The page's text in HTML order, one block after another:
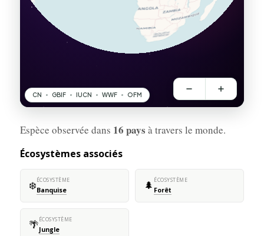
Espèce observée dans 16 pays à travers le monde.
Écosystèmes associés
❄️ÉCOSYSTÈME
Banquise 🌲 ÉCOSYSTÈME
Forêt
🌴ÉCOSYSTÈME
Jungle